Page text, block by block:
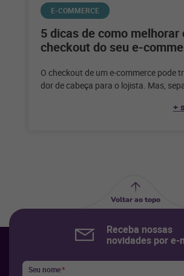
E-COMMERCE
5 dicas de como melhorar
checkout do seu e-
O checkout de um e-commerce pode
dor de cabeça para o lojista. Mas,
+
Voltar ao topo
Receba nossas
novidades por e-
Seu nome*